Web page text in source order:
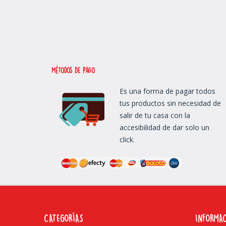
métodos de Pago
Es una forma de pagar todos
tus productos sin necesidad de
salir de tu casa con la
accesibilidad de dar solo un
click.
CATEGORÍAS